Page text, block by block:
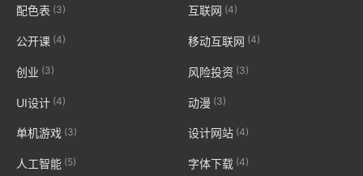
配色表 (3) 互联网 (4)
公开课 (4) 移动互联网 (4)
创业 (3) 风险投资 (3)
UI设计 (4) 动漫 (3)
单机游戏 (3) 设计网站(4)
人工智能 (5) 字体下载(4)